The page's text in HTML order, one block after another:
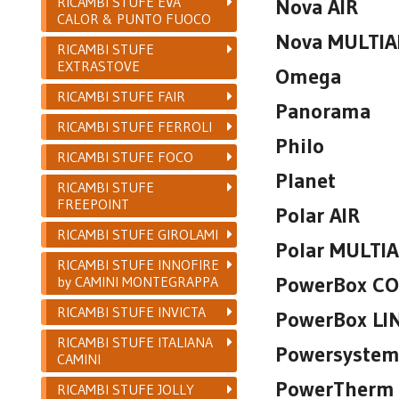
Nova AIR
Nova
Omega
Panorama
Philo
Planet
Polar AIR
Polar
PowerBox
PowerBox
Powersystem
PowerTherm
CALOR & PUNTO FUOCO
RICAMBI STUFE
EXTRASTOVE
RICAMBI STUFE FAIR
RICAMBI STUFE FERROLI
RICAMBI STUFE FOCO
RICAMBI STUFE
FREEPOINT
RICAMBI STUFE GIROLAMI
RICAMBI STUFE INNOFIRE
by CAMINI MONTEGRAPPA
RICAMBI STUFE INVICTA
RICAMBI STUFE ITALIANA
CAMINI
RICAMBI STUFE JOLLY